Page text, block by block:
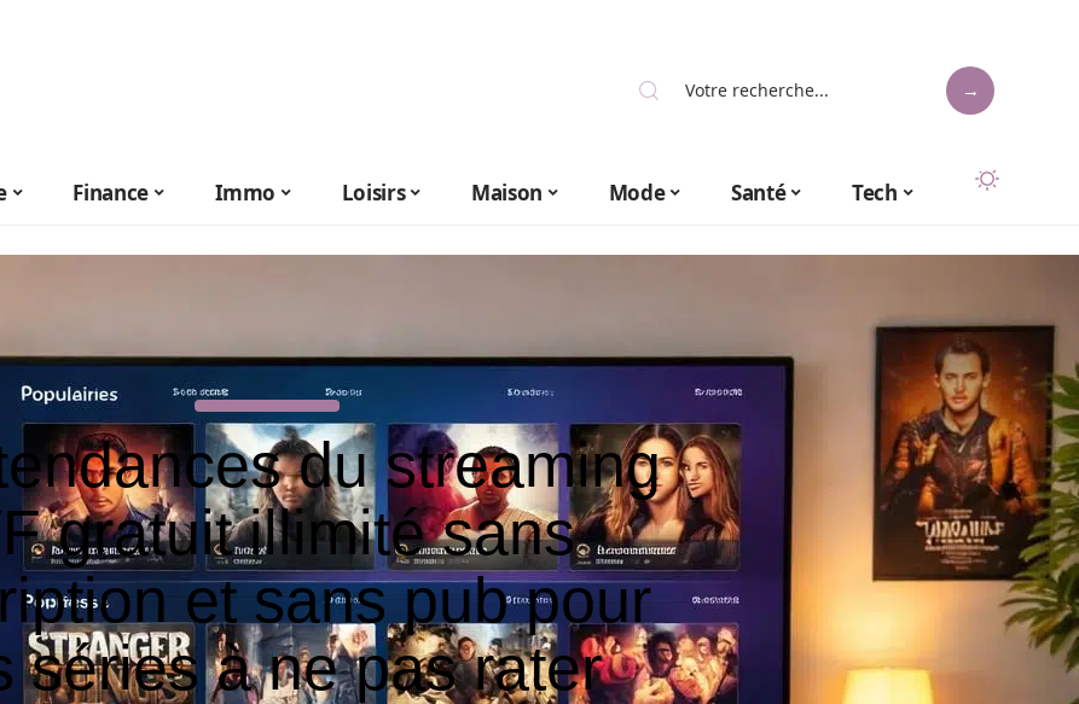
Finance Immo Loisirs Maison Mode Santé Tech
du streaming
gratuit illimité sans
et sans pub pour
séries à ne pas rater